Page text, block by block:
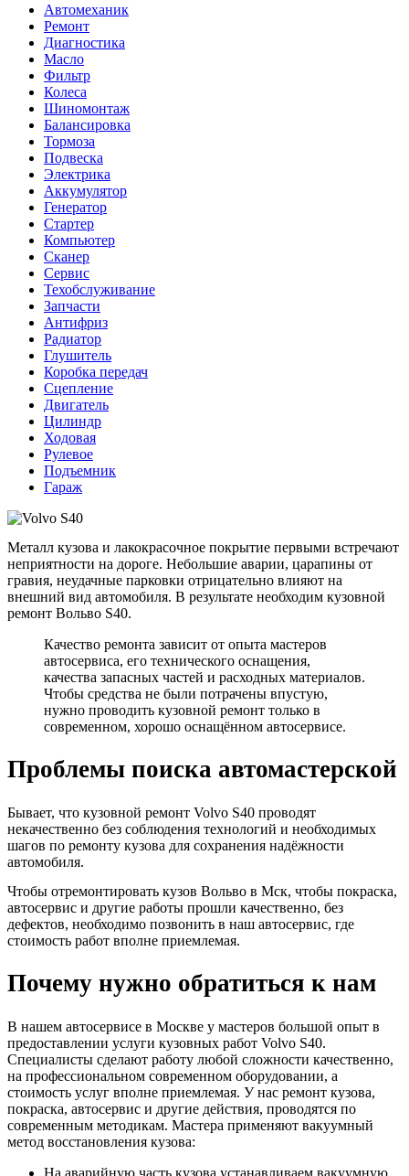
Автомеханик
Ремонт
Диагностика
Масло
Фильтр
Колеса
Шиномонтаж
Балансировка
Тормоза
Подвеска
Электрика
Аккумулятор
Генератор
Стартер
Компьютер
Сканер
Сервис
Техобслуживание
Запчасти
Антифриз
Радиатор
Глушитель
Коробка передач
Сцепление
Двигатель
Цилиндр
Ходовая
Рулевое
Подъемник
Гараж
Металл кузова и лакокрасочное покрытие первыми встречают
неприятности на дороге. Небольшие аварии, царапины от
гравия, неудачные парковки отрицательно влияют на
внешний вид автомобиля. В результате необходим кузовной
ремонт Вольво S40.
Качество ремонта зависит от опыта мастеров
автосервиса, его технического оснащения,
качества запасных частей и расходных материалов.
Чтобы средства не были потрачены впустую,
нужно проводить кузовной ремонт только в
современном, хорошо оснащённом автосервисе.
Проблемы поиска автомастерской
Бывает, что кузовной ремонт Volvo S40 проводят
некачественно без соблюдения технологий и необходимых
шагов по ремонту кузова для сохранения надёжности
автомобиля.
Чтобы отремонтировать кузов Вольво в Мск, чтобы покраска,
автосервис и другие работы прошли качественно, без
дефектов, необходимо позвонить в наш автосервис, где
стоимость работ вполне приемлемая.
Почему нужно обратиться к нам
В нашем автосервисе в Москве у мастеров большой опыт в
предоставлении услуги кузовных работ Volvo S40.
Специалисты сделают работу любой сложности качественно,
на профессиональном современном оборудовании, а
стоимость услуг вполне приемлемая. У нас ремонт кузова,
покраска, автосервис и другие действия, проводятся по
современным методикам. Мастера применяют вакуумный
метод восстановления кузова:
На аварийную часть кузова устанавливаем вакуумную